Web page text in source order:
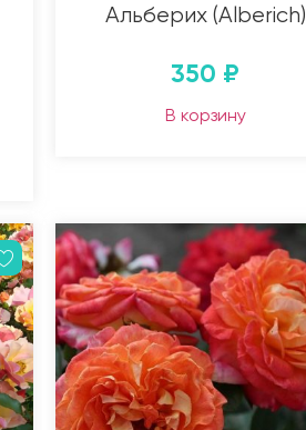
Альберих (Alberich)
350 ₽
В корзину